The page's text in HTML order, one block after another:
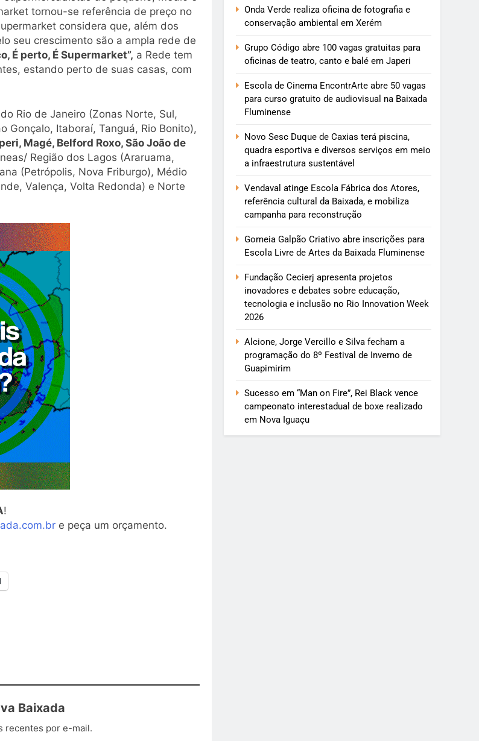
tornou-se referência de preço no
considera que, além dos
seu crescimento são a ampla rede de
É perto, É Supermarket”, a Rede tem
estando perto de suas casas, com
Rio de Janeiro (Zonas Norte, Sul,
Gonçalo, Itaboraí, Tanguá, Rio Bonito),
Magé, Belford Roxo, São João de
Região dos Lagos (Araruama,
(Petrópolis, Nova Friburgo), Médio
Valença, Volta Redonda) e Norte
!
e peça um orçamento.
Baixada
recentes por e-mail.
Onda Verde realiza oficina de fotografia e
conservação ambiental em Xerém
Grupo Código abre 100 vagas gratuitas para
oficinas de teatro, canto e balé em Japeri
Escola de Cinema EncontrArte abre 50 vagas
para curso gratuito de audiovisual na Baixada
Fluminense
Novo Sesc Duque de Caxias terá piscina,
quadra esportiva e diversos serviços em meio
a infraestrutura sustentável
Vendaval atinge Escola Fábrica dos Atores,
referência cultural da Baixada, e mobiliza
campanha para reconstrução
Gomeia Galpão Criativo abre inscrições para
Escola Livre de Artes da Baixada Fluminense
Fundação Cecierj apresenta projetos
inovadores e debates sobre educação,
tecnologia e inclusão no Rio Innovation Week
2026
Alcione, Jorge Vercillo e Silva fecham a
programação do 8º Festival de Inverno de
Guapimirim
Sucesso em “Man on Fire”, Rei Black vence
campeonato interestadual de boxe realizado
em Nova Iguaçu